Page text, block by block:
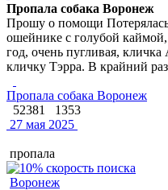
Пропала собака Воронеж
Прошу о помощи
ошейнике с голубой
год, очень пугливая,
кличку Тэрра. В крайний
Пропала собака Воронеж
52381
1353
27 мая 2025
пропала
Воронеж